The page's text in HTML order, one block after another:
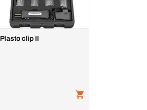
Plasto clip II